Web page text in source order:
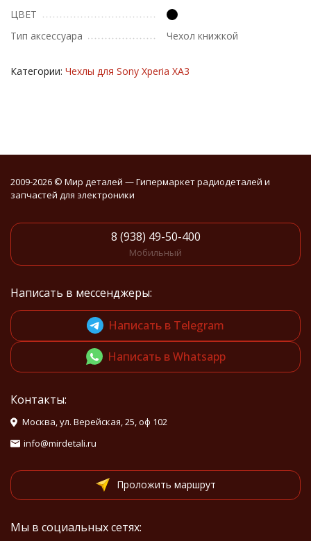
ЦВЕТ
Тип аксессуара
Чехол книжкой
Категории: Чехлы для Sony Xperia XA3
2009-2026 © Мир деталей — Гипермаркет радиодеталей и
запчастей для электроники
8 (938) 49-50-400
Мобильный
Написать в мессенджеры:
Написать в Telegram
Написать в Whatsapp
Контакты:
Москва, ул. Верейская, 25, оф 102
info@mirdetali.ru
Проложить маршрут
Мы в социальных сетях: